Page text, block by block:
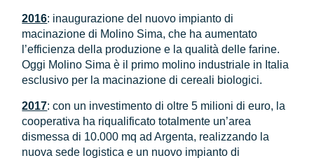
2016: inaugurazione del nuovo impianto di
macinazione di Molino Sima, che ha aumentato
l’efficienza della produzione e la qualità delle farine.
Oggi Molino Sima è il primo molino industriale in Italia
esclusivo per la macinazione di cereali biologici.
2017: con un investimento di oltre 5 milioni di euro, la
cooperativa ha riqualificato totalmente un’area
dismessa di 10.000 mq ad Argenta, realizzando la
nuova sede logistica e un nuovo impianto di